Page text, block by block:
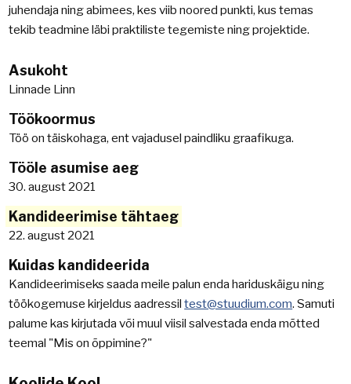
juhendaja ning abimees, kes viib noored punkti, kus temas
tekib teadmine läbi praktiliste tegemiste ning projektide.
Asukoht
Linnade Linn
Töökoormus
Töö on täiskohaga, ent vajadusel paindliku graafikuga.
Tööle asumise aeg
30. august 2021
Kandideerimise tähtaeg
22. august 2021
Kuidas kandideerida
Kandideerimiseks saada meile palun enda hariduskäigu ning
töökogemuse kirjeldus aadressiltest@stuudium.com. Samuti
palume kas kirjutada või muul viisil salvestada enda mõtted
teemal "Mis on õppimine?"